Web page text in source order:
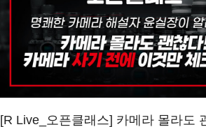
[R Live_오픈클래스] 카메라 몰라도